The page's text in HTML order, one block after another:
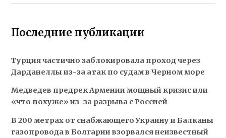
Последние публикации
Турция частично заблокировала проход через
Дарданеллы из-за атак по судам в Черном море
Медведев предрек Армении мощный кризис или
«что похуже» из-за разрыва с Россией
В 200 метрах от снабжающего Украину и Балканы
газопровода в Болгарии взорвался неизвестный